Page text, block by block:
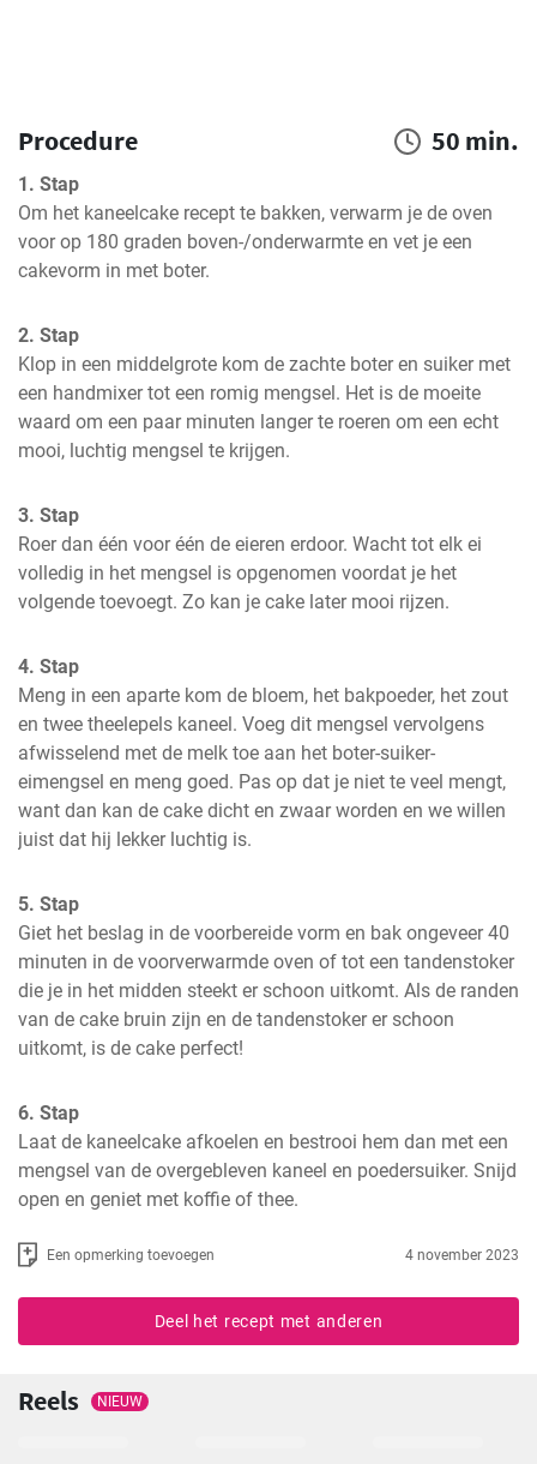
Procedure 50 min.
1. Stap
Om het kaneelcake recept te bakken, verwarm je de oven
voor op 180 graden boven-/onderwarmte en vet je een
cakevorm in met boter.
2. Stap
Klop in een middelgrote kom de zachte boter en suiker met
een handmixer tot een romig mengsel. Het is de moeite
waard om een paar minuten langer te roeren om een echt
mooi, luchtig mengsel te krijgen.
3. Stap
Roer dan één voor één de eieren erdoor. Wacht tot elk ei
volledig in het mengsel is opgenomen voordat je het
volgende toevoegt. Zo kan je cake later mooi rijzen.
4. Stap
Meng in een aparte kom de bloem, het bakpoeder, het zout
en twee theelepels kaneel. Voeg dit mengsel vervolgens
afwisselend met de melk toe aan het boter-suiker-
eimengsel en meng goed. Pas op dat je niet te veel mengt,
want dan kan de cake dicht en zwaar worden en we willen
juist dat hij lekker luchtig is.
5. Stap
Giet het beslag in de voorbereide vorm en bak ongeveer 40
minuten in de voorverwarmde oven of tot een tandenstoker
die je in het midden steekt er schoon uitkomt. Als de randen
van de cake bruin zijn en de tandenstoker er schoon
uitkomt, is de cake perfect!
6. Stap
Laat de kaneelcake afkoelen en bestrooi hem dan met een
mengsel van de overgebleven kaneel en poedersuiker. Snijd
open en geniet met koffie of thee.
Een opmerking toevoegen 4 november 2023
Deel het recept met anderen
Reels NIEUW